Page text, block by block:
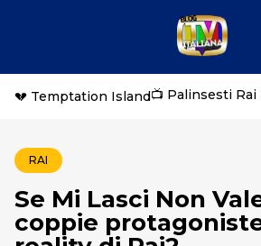
💔 Temptation Island📺 Palinsesti Rai
RAI
Se Mi Lasci Non
coppie